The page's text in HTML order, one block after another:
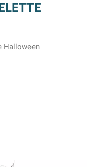
Halloween